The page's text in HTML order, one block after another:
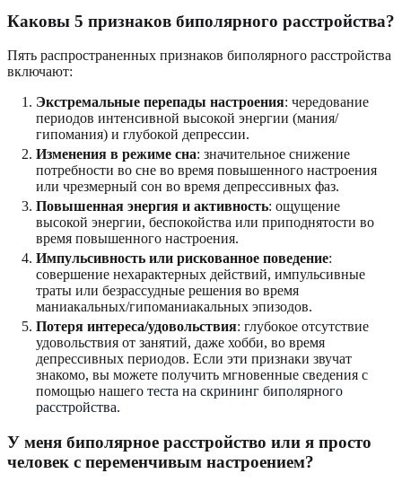
Каковы 5 признаков биполярного расстройства?
Пять распространенных признаков биполярного расстройства
включают:
Экстремальные перепады настроения: чередование
периодов интенсивной высокой энергии (мания/
гипомания) и глубокой депрессии.
Изменения в режиме сна: значительное снижение
потребности во сне во время повышенного настроения
или чрезмерный сон во время депрессивных фаз.
Повышенная энергия и активность: ощущение
высокой энергии, беспокойства или приподнятости во
время повышенного настроения.
Импульсивность или рискованное поведение:
совершение нехарактерных действий, импульсивные
траты или безрассудные решения во время
маниакальных/гипоманиакальных эпизодов.
Потеря интереса/удовольствия: глубокое отсутствие
удовольствия от занятий, даже хобби, во время
депрессивных периодов. Если эти признаки звучат
знакомо, вы можете получить мгновенные сведения с
помощью нашего теста на скрининг биполярного
расстройства.
У меня биполярное расстройство или я просто
человек с переменчивым настроением?